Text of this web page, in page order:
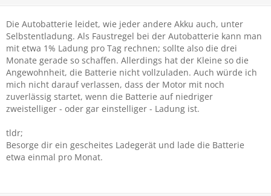
Die Autobatterie leidet, wie jeder andere Akku auch, unter
Selbstentladung. Als Faustregel bei der Autobatterie kann man
mit etwa 1% Ladung pro Tag rechnen; sollte also die drei
Monate gerade so schaffen. Allerdings hat der Kleine so die
Angewohnheit, die Batterie nicht vollzuladen. Auch würde ich
mich nicht darauf verlassen, dass der Motor mit noch
zuverlässig startet, wenn die Batterie auf niedriger
zweistelliger - oder gar einstelliger - Ladung ist.
tldr;
Besorge dir ein gescheites Ladegerät und lade die Batterie
etwa einmal pro Monat.